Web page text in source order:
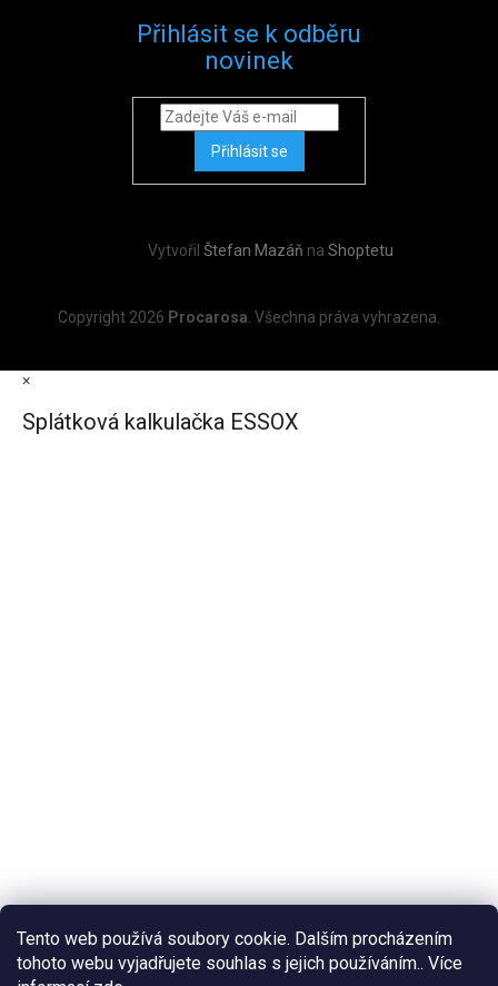
Tento web používá soubory cookie. Dalším procházením
tohoto webu vyjadřujete souhlas s jejich používáním.. Více
Přihlásit se k odběru
novinek
Přihlásit se
Vytvořil Štefan Mazáň na Shoptetu
Copyright 2026 Procarosa . Všechna práva vyhrazena.
×
Splátková kalkulačka ESSOX